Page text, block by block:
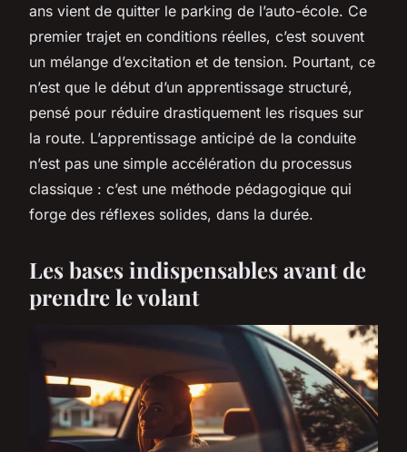
ans vient de quitter le parking de l’auto-école. Ce
premier trajet en conditions réelles, c’est souvent
un mélange d’excitation et de tension. Pourtant, ce
n’est que le début d’un apprentissage structuré,
pensé pour réduire drastiquement les risques sur
la route. L’apprentissage anticipé de la conduite
n’est pas une simple accélération du processus
classique : c’est une méthode pédagogique qui
forge des réflexes solides, dans la durée.
Les bases indispensables avant de
prendre le volant